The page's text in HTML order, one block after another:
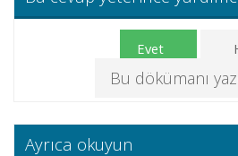
Evet
Bu dökümanı
Ayrıca okuyun